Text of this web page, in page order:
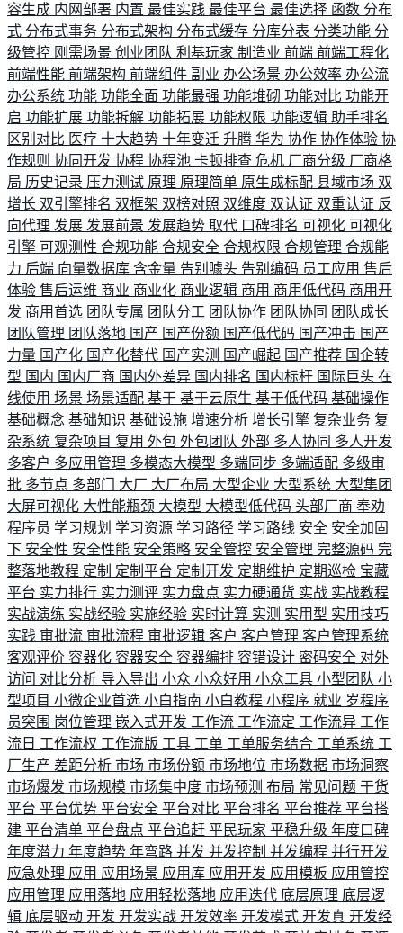
容生成 内网部署 内置 最佳实践 最佳平台 最佳选择 函数 分布
式 分布式事务 分布式架构 分布式缓存 分库分表 分类功能 分
级管控 刚需场景 创业团队 利基玩家 制造业 前端 前端工程化
前端性能 前端架构 前端组件 副业 办公场景 办公效率 办公流
办公系统 功能 功能全面 功能最强 功能堆砌 功能对比 功能开
启 功能扩展 功能拆解 功能拓展 功能权限 功能逻辑 助手排名
区别对比 医疗 十大趋势 十年变迁 升腾 华为 协作 协作体验 协
作规则 协同开发 协程 协程池 卡顿排查 危机 厂商分级 厂商格
局 历史记录 压力测试 原理 原理简单 原生成标配 县域市场 双
增长 双引擎排名 双框架 双榜对照 双维度 双认证 双重认证 反
向代理 发展 发展前景 发展趋势 取代 口碑排名 可视化 可视化
引擎 可观测性 合规功能 合规安全 合规权限 合规管理 合规能
力 后端 向量数据库 含金量 告别噱头 告别编码 员工应用 售后
体验 售后运维 商业 商业化 商业逻辑 商用 商用低代码 商用开
发 商用首选 团队专属 团队分工 团队协作 团队协同 团队成长
团队管理 团队落地 国产 国产份额 国产低代码 国产冲击 国产
力量 国产化 国产化替代 国产实测 国产崛起 国产推荐 国企转
型 国内 国内厂商 国内外差异 国内排名 国内标杆 国际巨头 在
线使用 场景 场景适配 基于 基于云原生 基于低代码 基础操作
基础概念 基础知识 基础设施 增速分析 增长引擎 复杂业务 复
杂系统 复杂项目 复用 外包 外包团队 外部 多人协同 多人开发
多客户 多应用管理 多模态大模型 多端同步 多端适配 多级审
批 多节点 多部门 大厂 大厂布局 大型企业 大型系统 大型集团
大屏可视化 大性能瓶颈 大模型 大模型低代码 头部厂商 奉劝
程序员 学习规划 学习资源 学习路径 学习路线 安全 安全加固
下 安全性 安全性能 安全策略 安全管控 安全管理 完整源码 完
整落地教程 定制 定制平台 定制开发 定期维护 定期巡检 宝藏
平台 实力排行 实力测评 实力盘点 实力硬通货 实战 实战教程
实战演练 实战经验 实施经验 实时计算 实测 实用型 实用技巧
实践 审批流 审批流程 审批逻辑 客户 客户管理 客户管理系统
客观评价 容器化 容器安全 容器编排 容错设计 密码安全 对外
访问 对比分析 导入导出 小众 小众好用 小众工具 小型团队 小
型项目 小微企业首选 小白指南 小白教程 小程序 就业 岁程序
员突围 岗位管理 嵌入式开发 工作流 工作流定 工作流异 工作
流日 工作流权 工作流版 工具 工单 工单服务结合 工单系统 工
厂生产 差距分析 市场 市场份额 市场地位 市场数据 市场洞察
市场爆发 市场规模 市场集中度 市场预测 布局 常见问题 干货
平台 平台优势 平台安全 平台对比 平台排名 平台推荐 平台搭
建 平台清单 平台盘点 平台追赶 平民玩家 平稳升级 年度口碑
年度潜力 年度趋势 年弯路 并发 并发控制 并发编程 并行开发
应急处理 应用 应用场景 应用库 应用开发 应用模板 应用管控
应用管理 应用落地 应用轻松落地 应用迭代 底层原理 底层逻
辑 底层驱动 开发 开发实战 开发效率 开发模式 开发真 开发经